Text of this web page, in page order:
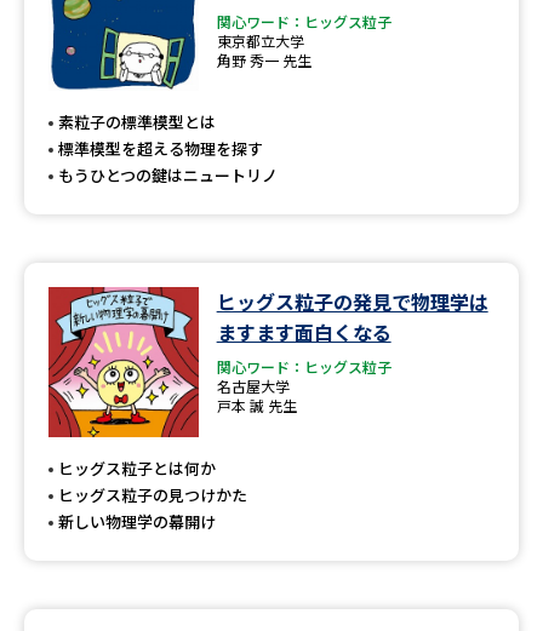
大学研究
大学で学べる内容や特徴を調べる
データサイエンス特集 奨学金・特待生制度特集
デジタルパンフレット 進路の３択
新学年スタート号特集ページ
（高3生用）
新学年スタート号特集ページ
SELFBRAND特集ページ
関心ワード：ヒッグス粒子
東京都立大学
角野 秀一 先生
素粒子の標準模型とは
標準模型を超える物理を探す
もうひとつの鍵はニュートリノ
ヒッグス粒子の発見で物理学は
ますます面白くなる
関心ワード：ヒッグス粒子
名古屋大学
戸本 誠 先生
ヒッグス粒子とは何か
ヒッグス粒子の見つけかた
新しい物理学の幕開け